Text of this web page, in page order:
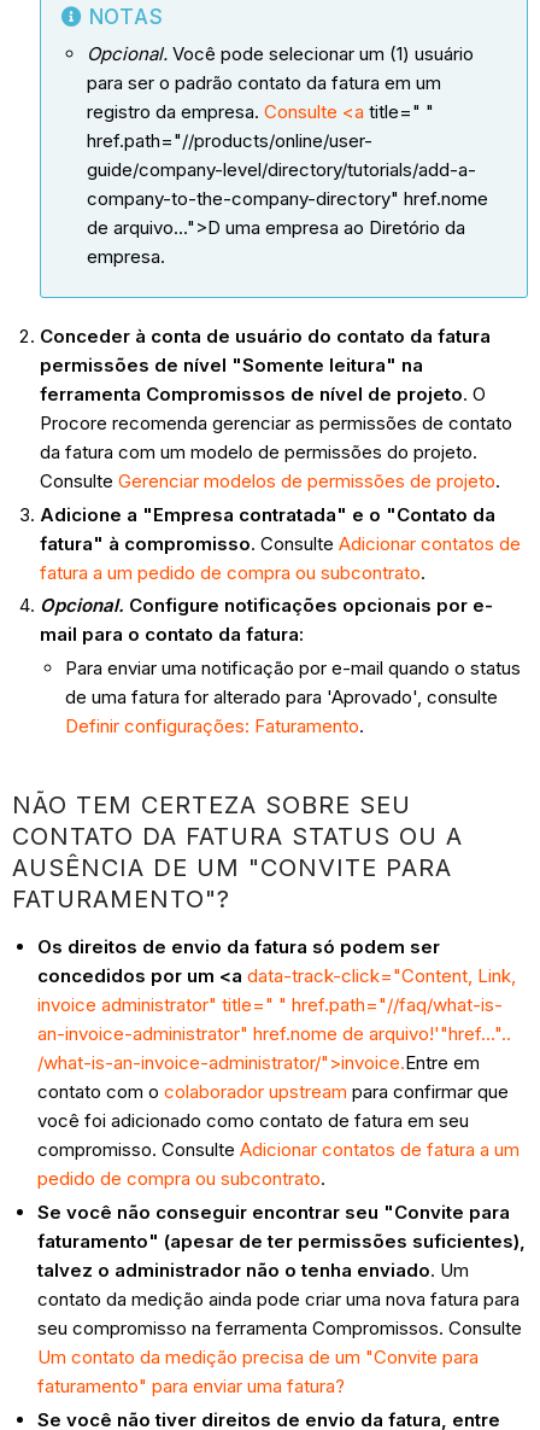
NOTAS
Opcional. Você pode selecionar um (1) usuário
para ser o padrão contato da fatura em um
registro da empresa. Consulte <a title=" "
href.path="//products/online/user-
guide/company-level/directory/tutorials/add-a-
company-to-the-company-directory" href.nome
de arquivo...">D uma empresa ao Diretório da
empresa.
Conceder à conta de usuário do contato da fatura
permissões de nível "Somente leitura" na
ferramenta Compromissos de nível de projeto. O
Procore recomenda gerenciar as permissões de contato
da fatura com um modelo de permissões do projeto.
Consulte Gerenciar modelos de permissões de projeto.
Adicione a "Empresa contratada" e o "Contato da
fatura" à compromisso. Consulte Adicionar contatos de
fatura a um pedido de compra ou subcontrato.
Opcional. Configure notificações opcionais por e-
mail para o contato da fatura:
Para enviar uma notificação por e-mail quando o status
de uma fatura for alterado para 'Aprovado', consulte
Definir configurações: Faturamento.
NÃO TEM CERTEZA SOBRE SEU
CONTATO DA FATURA STATUS OU A
AUSÊNCIA DE UM "CONVITE PARA
FATURAMENTO"?
Os direitos de envio da fatura só podem ser
concedidos por um <adata-track-click="Content, Link,
invoice administrator" title=" " href.path="//faq/what-is-
an-invoice-administrator" href.nome de arquivo!'"href..."..
/what-is-an-invoice-administrator/">invoice.Entre em
contato com ocolaborador upstream para confirmar que
você foi adicionado como contato de fatura em seu
compromisso. ConsulteAdicionar contatos de fatura a um
pedido de compra ou subcontrato.
Se você não conseguir encontrar seu "Convite para
faturamento" (apesar de ter permissões suficientes),
talvez o administrador não o tenha enviado. Um
contato da medição ainda pode criar uma nova fatura para
seu compromisso na ferramenta Compromissos. Consulte
Um contato da medição precisa de um "Convite para
faturamento" para enviar uma fatura?
Se você não tiver direitos de envio da fatura, entre